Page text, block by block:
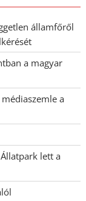
államfőről
a magyar
a
lett a